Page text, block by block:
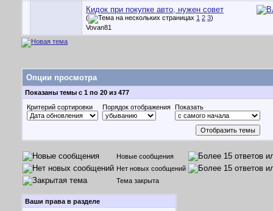
Кидок при покупке авто, нужен совет
( 1 2 3)
Vovan81
Опции просмотра
Показаны темы с 1 по 20 из 477
Критерий сортировки
Порядок отображения Показать
Новые сообщения
Нет новых сообщений
Тема закрыта
Ваши права в разделе